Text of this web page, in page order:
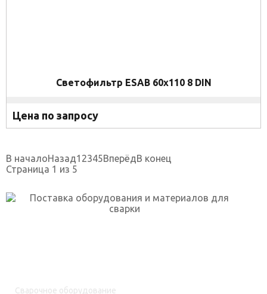
Светофильтр ESAB 60x110 8 DIN
Цена по запросу
В началоНазад1 2345ВперёдВ конец
Страница 1 из 5
Сварочное оборудование